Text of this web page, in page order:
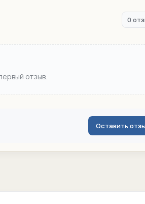
0
отзыв.
Оставить